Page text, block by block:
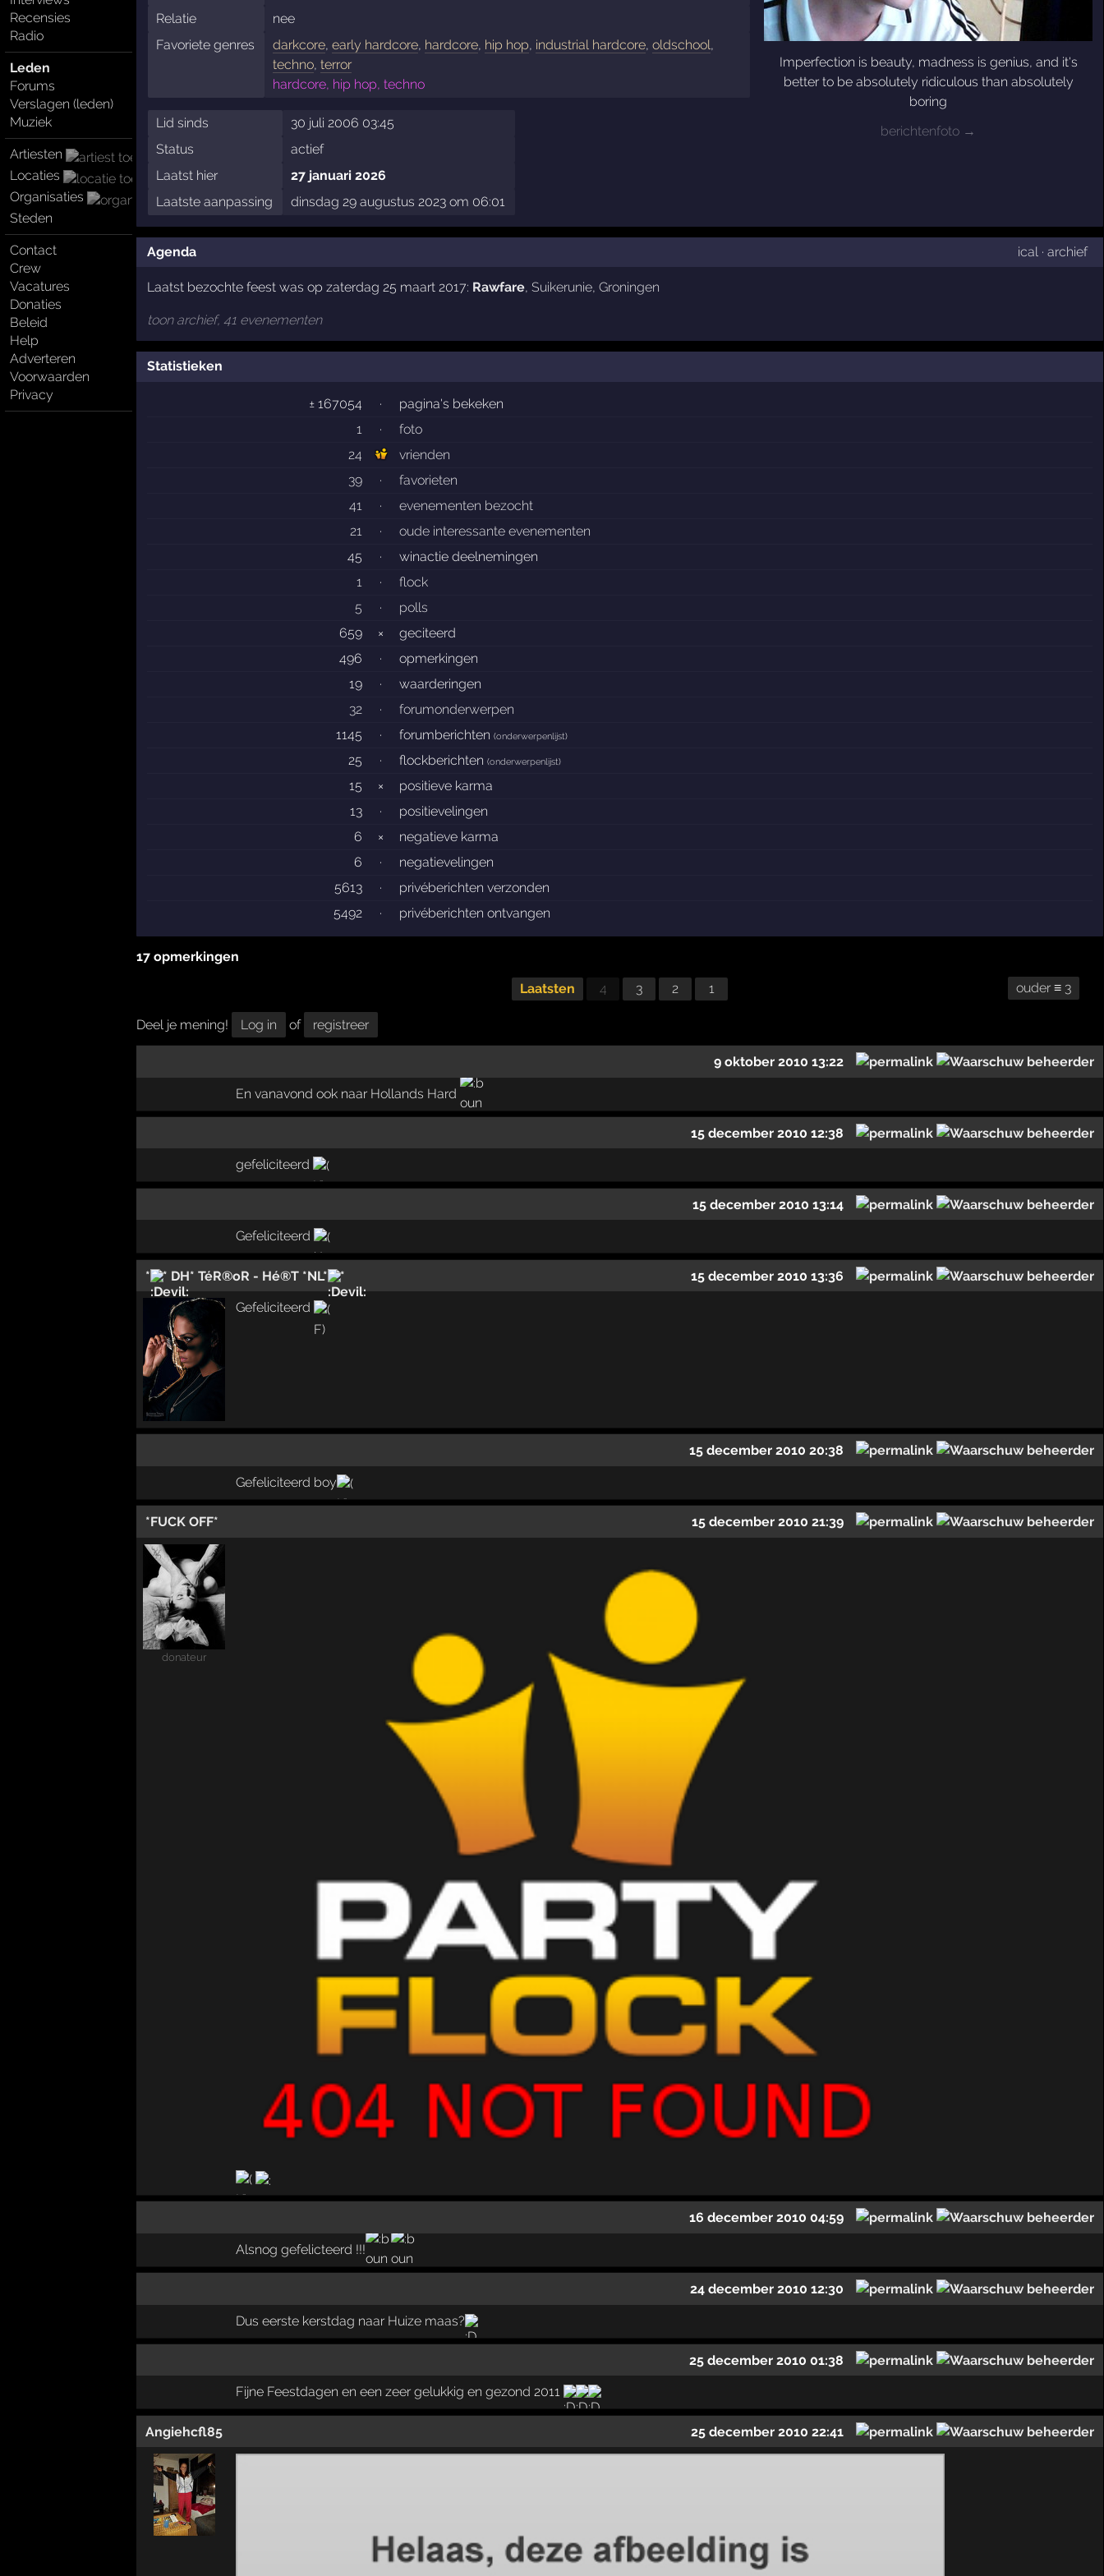
Recensies
Radio
Leden
Forums
Verslagen (leden)
Muziek
Artiesten
Locaties
Organisaties
Steden
Contact
Crew
Vacatures
Donaties
Beleid
Help
Adverteren
Voorwaarden
Privacy
Imperfection is beauty, madness is genius, and it's
better to be absolutely ridiculous than absolutely
boring
berichtenfoto →
Relatie
nee
Favoriete genres
darkcore,early hardcore, hardcore, hip hop, industrial hardcore,oldschool,
techno,terror
hardcore, hip hop, techno
Lid sinds
30 juli 2006 03:45
Status
actief
Laatst hier
27 januari 2026
Laatste aanpassing
dinsdag 29 augustus 2023 om 06:01
Agenda ical· archief
Laatst bezochte feest was op zaterdag 25 maart 2017: Rawfare, Suikerunie, Groningen
toon archief, 41 evenementen
Statistieken
± 167054 ·
pagina's bekeken
1
·
foto
24
vrienden
39
·
favorieten
41
·
evenementen bezocht
21
·
oude interessante evenementen
45
·
winactie deelnemingen
1
·
flock
5
·
polls
659
×
geciteerd
496
·
opmerkingen
19
·
waarderingen
32
·
forumonderwerpen
1145
· forumberichten(onderwerpenlijst)
25 · flockberichten(onderwerpenlijst)
15 ×
positieve karma
13
·
positievelingen
6
×
negatieve karma
6
·
negatievelingen
5613
·
privéberichten verzonden
5492
· privéberichten ontvangen
17 opmerkingen
Laatsten 4 3 2 1 ouder ≡ 3
Deel je mening! Log in of registreer
9 oktober 2010 13:22
En vanavond ook naar Hollands Hard
15 december 2010 12:38
gefeliciteerd
15 december 2010 13:14
Gefeliciteerd
* * DH* TéR®oR - Hé®T *NL* * 15 december 2010 13:36
Gefeliciteerd
15 december 2010 20:38
Gefeliciteerd boy
*FUCK OFF* 15 december 2010 21:39
donateur
16 december 2010 04:59
Alsnog gefelicteerd !!!
24 december 2010 12:30
Dus eerste kerstdag naar Huize maas?
25 december 2010 01:38
Fijne Feestdagen en een zeer gelukkig en gezond 2011
Angiehcfl85 25 december 2010 22:41